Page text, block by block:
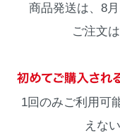
商品発送は、8
ご注文
1回のみご利用可
えな